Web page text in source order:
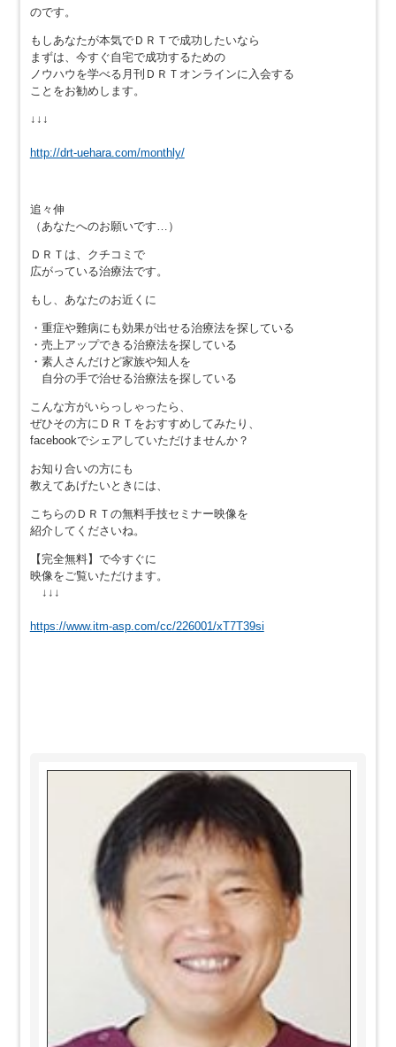
のです。
もしあなたが本気でＤＲＴで成功したいなら
まずは、今すぐ自宅で成功するための
ノウハウを学べる月刊ＤＲＴオンラインに入会する
ことをお勧めします。
↓↓↓
http://drt-uehara.com/monthly/
追々伸
（あなたへのお願いです…）
ＤＲＴは、クチコミで
広がっている治療法です。
もし、あなたのお近くに
・重症や難病にも効果が出せる治療法を探している
・売上アップできる治療法を探している
・素人さんだけど家族や知人を
自分の手で治せる治療法を探している
こんな方がいらっしゃったら、
ぜひその方にＤＲＴをおすすめしてみたり、
facebookでシェアしていただけませんか？
お知り合いの方にも
教えてあげたいときには、
こちらのＤＲＴの無料手技セミナー映像を
紹介してくださいね。
【完全無料】で今すぐに
映像をご覧いただけます。
↓↓↓
https://www.itm-asp.com/cc/226001/xT7T39si